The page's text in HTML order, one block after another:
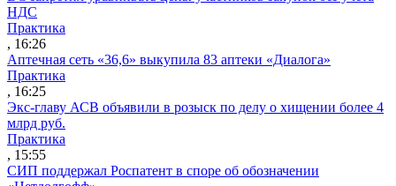
НДС
Практика
, 16:26
Аптечная сеть «36,6» выкупила 83 аптеки «Диалога»
Практика
, 16:25
Экс-главу АСВ объявили в розыск по делу о хищении более 4
млрд руб.
Практика
, 15:55
СИП поддержал Роспатент в споре об обозначении